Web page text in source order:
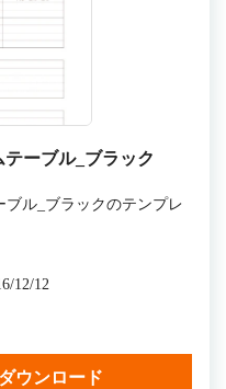
ーブル_ブラック
ル_ブラックのテンプレ
12/12
ウンロード